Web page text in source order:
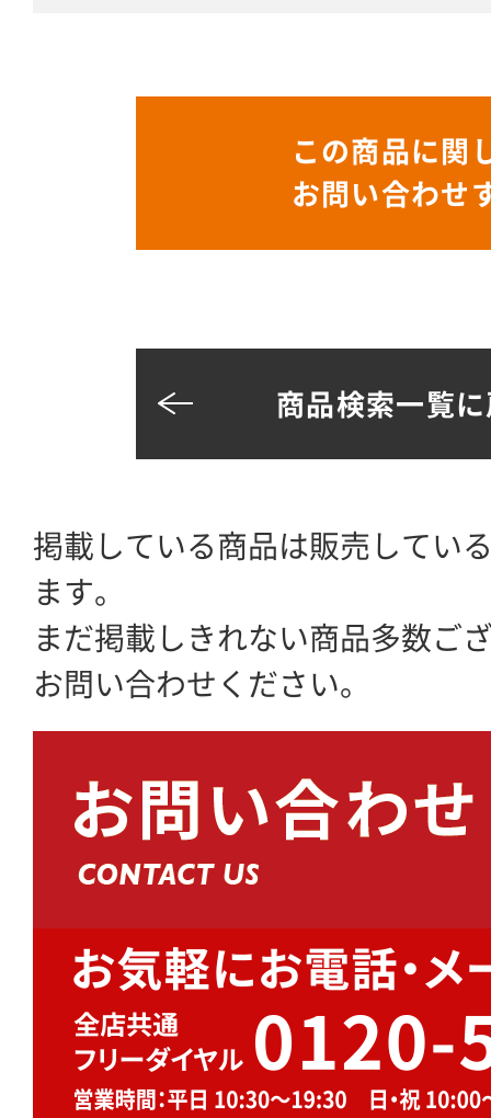
この商品に関
お問い合わせ
商品検索一覧
掲載している商品は販売してい
ます。
まだ掲載しきれない商品多数ご
お問い合わせください。